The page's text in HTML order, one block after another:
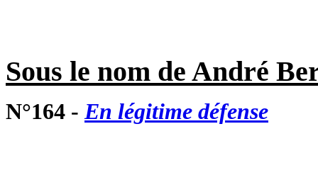
Sous le nom de André
N°164 - En légitime défense